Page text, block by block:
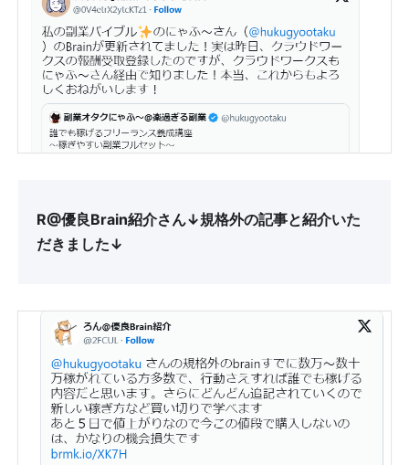
R@優良Brain紹介さん↓規格外の記事と紹介いた
だきました↓